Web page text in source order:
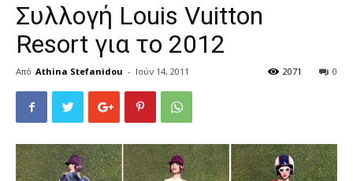
Συλλογή Louis Vuitton
Resort για το 2012
Από Athina Stefanidou - Ιούν 14, 2011 0
2071